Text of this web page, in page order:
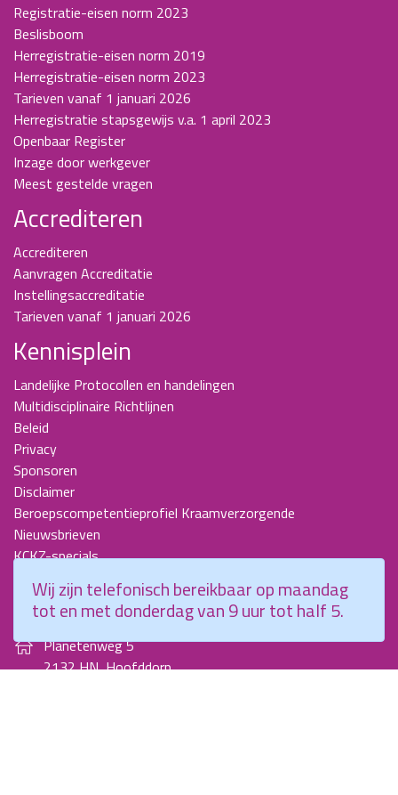
Registratie-eisen norm 2023
Beslisboom
Herregistratie-eisen norm 2019
Herregistratie-eisen norm 2023
Tarieven vanaf 1 januari 2026
Herregistratie stapsgewijs v.a. 1 april 2023
Openbaar Register
Inzage door werkgever
Meest gestelde vragen
Accrediteren
Accrediteren
Aanvragen Accreditatie
Instellingsaccreditatie
Tarieven vanaf 1 januari 2026
Kennisplein
Landelijke Protocollen en handelingen
Multidisciplinaire Richtlijnen
Beleid
Privacy
Sponsoren
Disclaimer
Beroepscompetentieprofiel Kraamverzorgende
Nieuwsbrieven
KCKZ-specials
Contact
Planetenweg 5
2132 HN, Hoofddorp
Wij zijn telefonisch bereikbaar op maandag
tot en met donderdag van 9 uur tot half 5.